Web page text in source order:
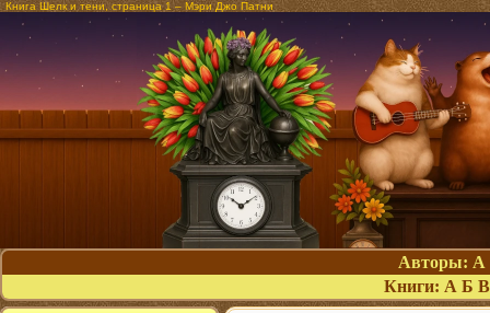
Книга Шелк и тени, страница 1 – Мэри Джо Патни
Авторы: А
Книги: А Б В